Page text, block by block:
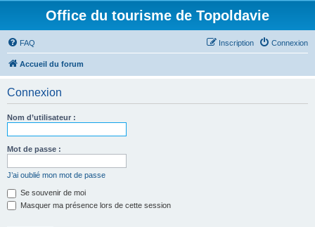
Office du tourisme de Topoldavie
FAQ Connexion
Inscription
Accueil du forum
Connexion
Nom d’utilisateur :
Mot de passe :
J’ai oublié mon mot de passe
Se souvenir de moi
Masquer ma présence lors de cette session